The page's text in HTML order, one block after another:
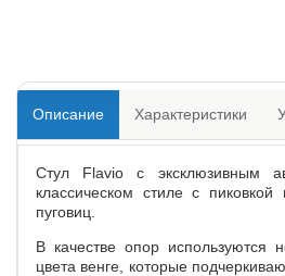
Описание Характеристики
Стул Flavio c эксклюзивным
классическом стиле с
пуговиц.
В качестве опор используются
цвета венге, которые